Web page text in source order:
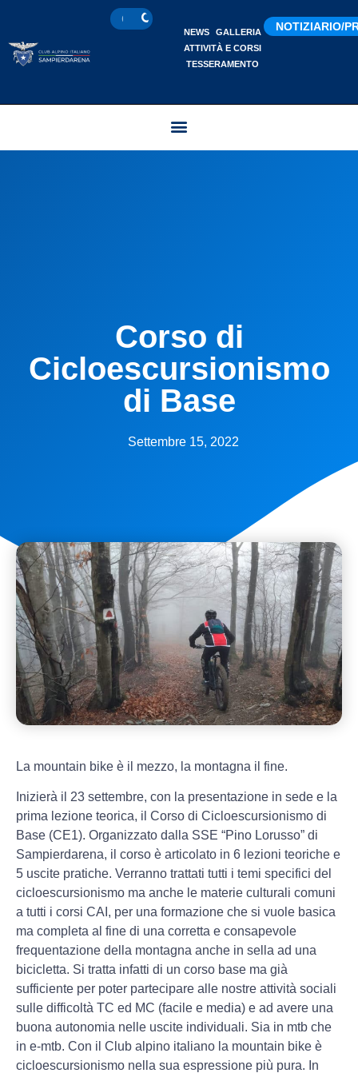
NEWS
GALLERIA
ATTIVITÀ E CORSI
TESSERAMENTO
NOTIZIARIO/
Corso di
Cicloescursionismo
di Base
Settembre 15, 2022
La mountain bike è il mezzo, la montagna il fine.
Inizierà il 23 settembre, con la presentazione in sede e la
prima lezione teorica, il Corso di Cicloescursionismo di
Base (CE1). Organizzato dalla SSE “Pino Lorusso” di
Sampierdarena, il corso è articolato in 6 lezioni teoriche e
5 uscite pratiche. Verranno trattati tutti i temi specifici del
cicloescursionismo ma anche le materie culturali comuni
a tutti i corsi CAI, per una formazione che si vuole basica
ma completa al fine di una corretta e consapevole
frequentazione della montagna anche in sella ad una
bicicletta. Si tratta infatti di un corso base ma già
sufficiente per poter partecipare alle nostre attività sociali
sulle difficoltà TC ed MC (facile e media) e ad avere una
buona autonomia nelle uscite individuali. Sia in mtb che
in e-mtb. Con il Club alpino italiano la mountain bike è
cicloescursionismo nella sua espressione più pura. In